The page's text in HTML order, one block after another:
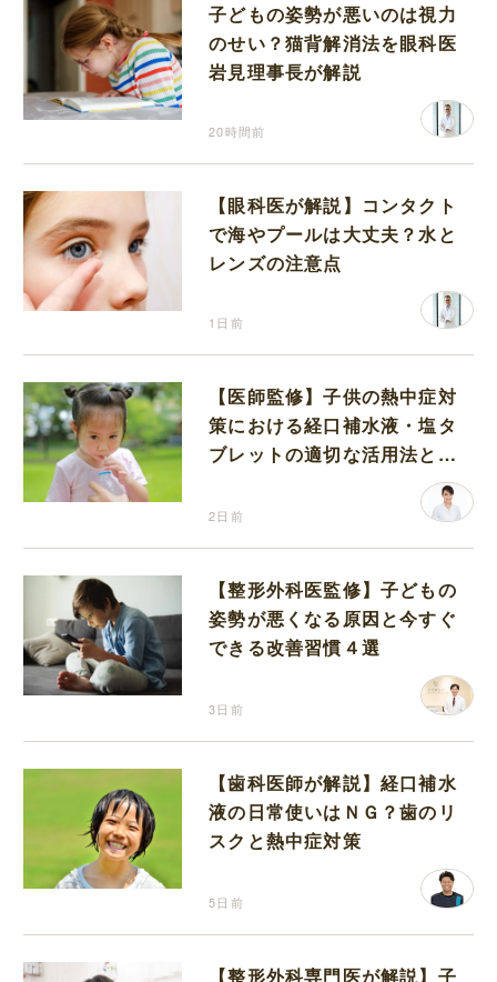
子どもの姿勢が悪いのは視力
のせい？猫背解消法を眼科医
岩見理事長が解説
20時間前
【眼科医が解説】コンタクト
で海やプールは大丈夫？水と
レンズの注意点
1日前
【医師監修】子供の熱中症対
策における経口補水液・塩タ
ブレットの適切な活用法と水
2日前
【整形外科医監修】子どもの
姿勢が悪くなる原因と今すぐ
できる改善習慣４選
3日前
【歯科医師が解説】経口補水
液の日常使いはＮＧ？歯のリ
スクと熱中症対策
5日前
【整形外科専門医が解説】子